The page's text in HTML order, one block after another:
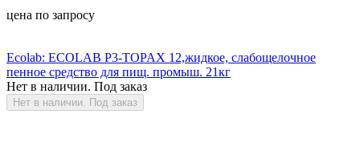
цена по запросу
Ecolab: ECOLAB P3-TOPAX 12,жидкое, слабощелочное
пенное средство для пищ. промыш. 21кг
Нет в наличии. Под заказ
Нет в наличии. Под заказ